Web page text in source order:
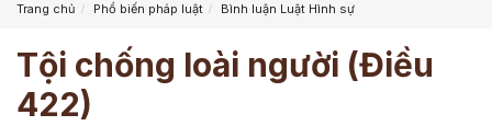
Trang chủ Phổ biến pháp luật Bình luận Luật Hình sự
Tội chống loài người (Điều
422)